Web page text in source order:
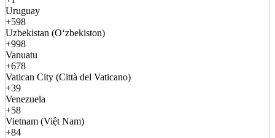
Uruguay
+598
Uzbekistan (Oʻzbekiston)
+998
Vanuatu
+678
Vatican City (Città del Vaticano)
+39
Venezuela
+58
Vietnam (Việt Nam)
+84